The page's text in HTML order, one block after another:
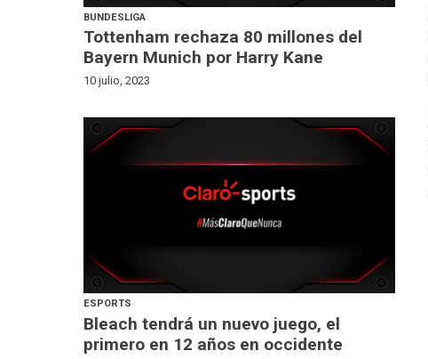
BUNDESLIGA
Tottenham rechaza 80 millones del
Bayern Munich por Harry Kane
10 julio, 2023
ESPORTS
Bleach tendrá un nuevo juego, el
primero en 12 años en occidente